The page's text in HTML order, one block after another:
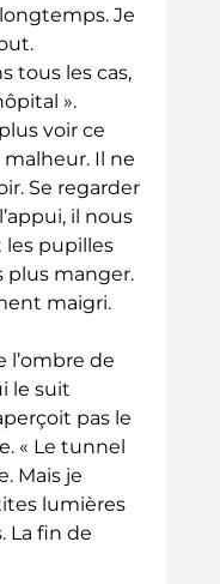
Je
tous les cas,
».
voir ce
Il ne
Se regarder
il nous
les pupilles
plus manger.
maigri.
l’ombre de
le suit
pas le
« Le tunnel
Mais je
lumières
La fin de